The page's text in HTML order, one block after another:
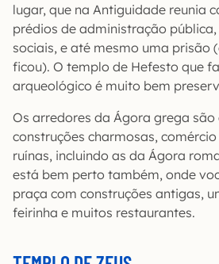
lugar, que na Antiguidade reunia
prédios de administração
sociais, e até mesmo uma prisão
ficou). O templo de Hefesto que
arqueológico é muito bem
Os arredores da Ágora grega
construções charmosas,
ruínas, incluindo as da Ágora
está bem perto também, onde
praça com construções antigas,
feirinha e muitos restaurantes.